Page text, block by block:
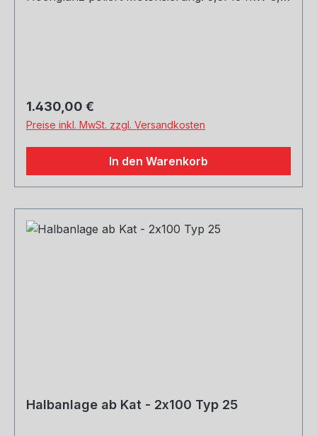
Regulärer Preis:
1.430,00 €
Preise inkl. MwSt. zzgl. Versandkosten
In den Warenkorb
Halbanlage ab Kat - 2x100 Typ 25